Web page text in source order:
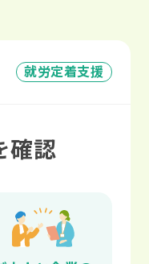
就労定着支援
確認